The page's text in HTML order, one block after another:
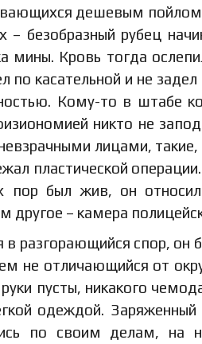
дешевым
безобразный рубец
мины. Кровь тогда
по касательной и не
Кому-то в штабе
никто не
лицами, такие,
пластической
был жив, он
другое – камера
разгорающийся спор, он
не отличающийся от
пусты, никакого
одеждой.
по своим делам, на